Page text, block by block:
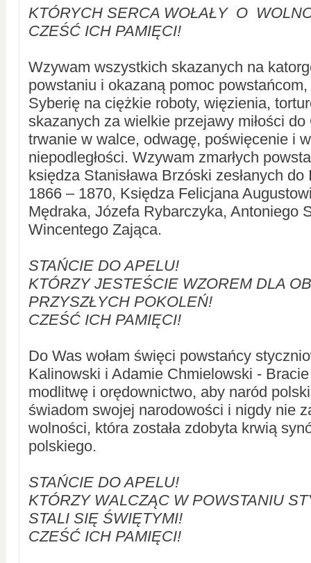
KTÓRYCH SERCA WOŁAŁY O
CZEŚĆ ICH PAMIĘCI!
Wzywam wszystkich skazanych na
powstaniu i okazaną pomoc powstańcom,
Syberię na ciężkie roboty, więzienia,
skazanych za wielkie przejawy miłości do
trwanie w walce, odwagę, poświęcenie i
niepodległości. Wzywam zmarłych
księdza Stanisława Brzóski zesłanych
1866 – 1870, Księdza Felicjana
Mędraka, Józefa Rybarczyka, Antoniego
Wincentego Zająca.
STAŃCIE DO APELU!
KTÓRZY JESTEŚCIE WZOREM DLA
PRZYSZŁYCH POKOLEŃ!
CZEŚĆ ICH PAMIĘCI!
Do Was wołam święci powstańcy
Kalinowski i Adamie Chmielowski -
modlitwę i orędownictwo, aby naród
świadom swojej narodowości i nigdy nie
wolności, która została zdobyta krwią
polskiego.
STAŃCIE DO APELU!
KTÓRZY WALCZĄC W POWSTANIU
STALI SIĘ ŚWIĘTYMI!
CZEŚĆ ICH PAMIĘCI!